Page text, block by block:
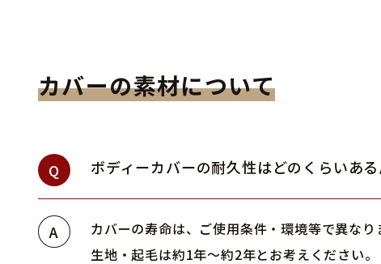
カバーの素材について
Q ボディーカバーの耐久性はどのくらいある
A カバーの寿命は、ご使用条件・環境等で異な
生地・起毛は約1年～約2年とお考えください。